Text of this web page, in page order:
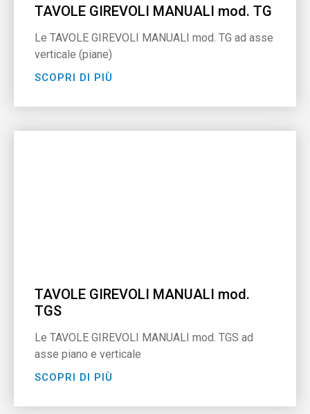
TAVOLE GIREVOLI MANUALI mod. TG
Le TAVOLE GIREVOLI MANUALI mod. TG ad asse
verticale (piane)
SCOPRI DI PIÙ
TAVOLE GIREVOLI MANUALI mod.
TGS
Le TAVOLE GIREVOLI MANUALI mod. TGS ad
asse piano e verticale
SCOPRI DI PIÙ